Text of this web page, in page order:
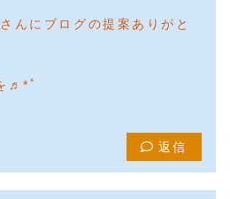
んにブログの提案ありがと
♬*ﾟ
返信